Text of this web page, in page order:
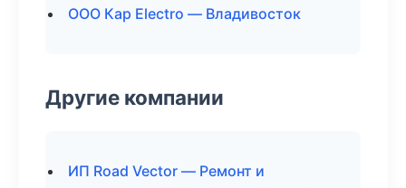
ООО Кар Electro — Владивосток
Другие компании
ИП Road Vector — Ремонт и